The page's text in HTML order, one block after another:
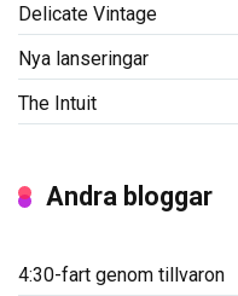
Delicate Vintage
Nya lanseringar
The Intuit
Andra bloggar
4:30-fart genom tillvaron